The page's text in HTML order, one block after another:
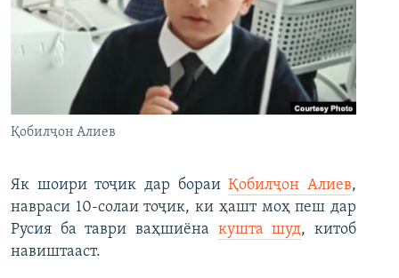
Қобилҷон Алиев
Як шоири тоҷик дар бораиҚобилҷон Алиев,
навраси 10-солаи тоҷик, ки ҳашт моҳ пеш дар
Русия ба таври ваҳшиёна кушта шуд, китоб
навиштааст.